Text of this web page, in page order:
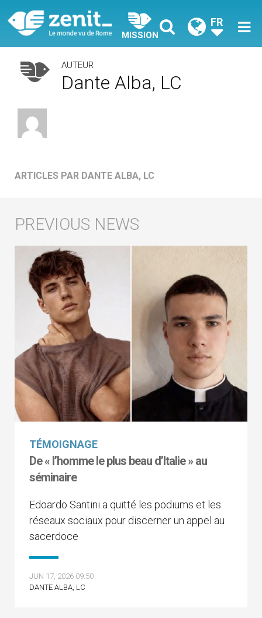
MISSION
FR
AUTEUR
Dante Alba, LC
ARTICLES PAR DANTE ALBA, LC
TÉMOIGNAGE
De « l’homme le plus beau d’Italie » au
séminaire
Edoardo Santini a quitté les podiums et les
réseaux sociaux pour discerner un appel au
sacerdoce
JUN 17, 2026 09:50
DANTE ALBA, LC